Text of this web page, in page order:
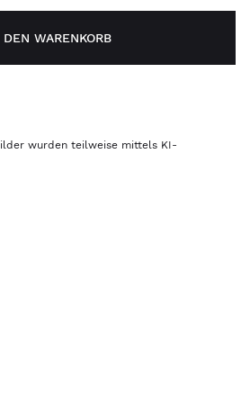
DEN WARENKORB
wurden teilweise mittels KI-